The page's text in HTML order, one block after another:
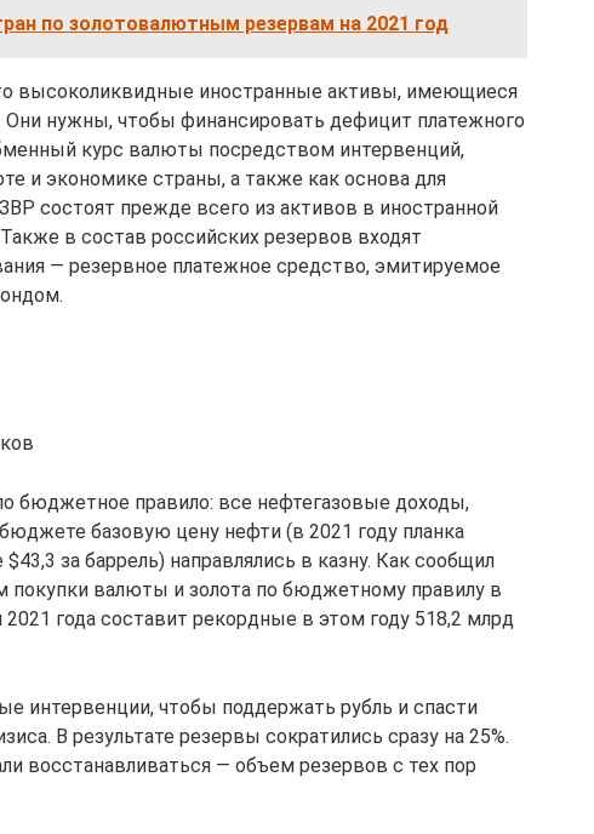
по золотовалютным резервам на 2021 год
высоколиквидные иностранные активы, имеющиеся
Они нужны, чтобы финансировать дефицит платежного
курс валюты посредством интервенций,
и экономике страны, а также как основа для
состоят прежде всего из активов в иностранной
в состав российских резервов входят
— резервное платежное средство, эмитируемое
бюджетное правило: все нефтегазовые доходы,
базовую цену нефти (в 2021 году планка
за баррель) направлялись в казну. Как сообщил
покупки валюты и золота по бюджетному правилу в
2021 года составит рекордные в этом году 518,2 млрд
интервенции, чтобы поддержать рубль и спасти
В результате резервы сократились сразу на 25%.
восстанавливаться — объем резервов с тех пор